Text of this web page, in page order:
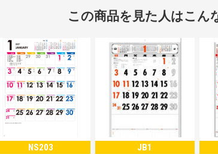
この商品を見た人はこん
NS203 JB1